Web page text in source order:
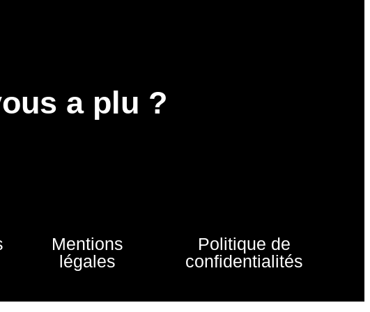
a plu ?
Mentions
légales
Politique de
confidentialités